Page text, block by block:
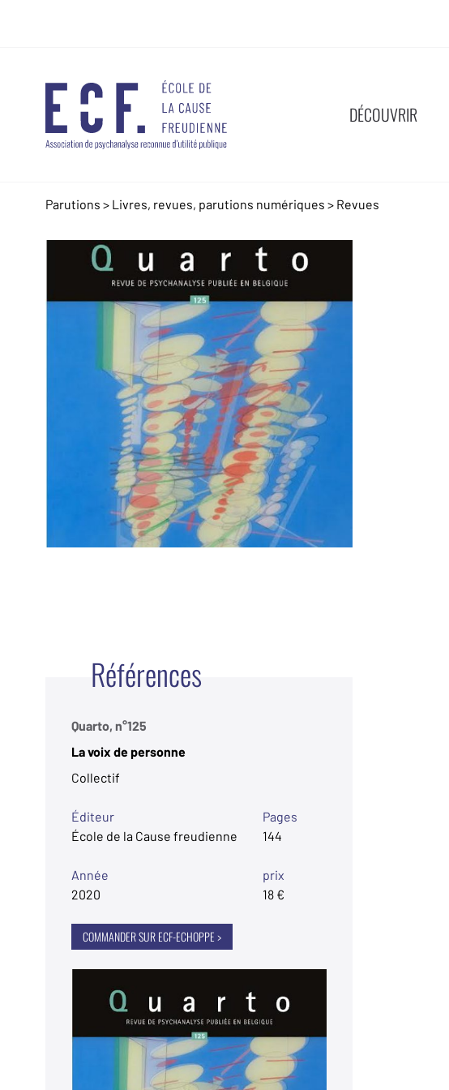
DÉCOUVRIR
Parutions > Livres, revues, parutions numériques > Revues
Références
Quarto, n°125
La voix de personne
Collectif
Éditeur
École de la Cause freudienne
Pages
144
Année
2020
prix
18 €
COMMANDER SUR ECF-ECHOPPE >